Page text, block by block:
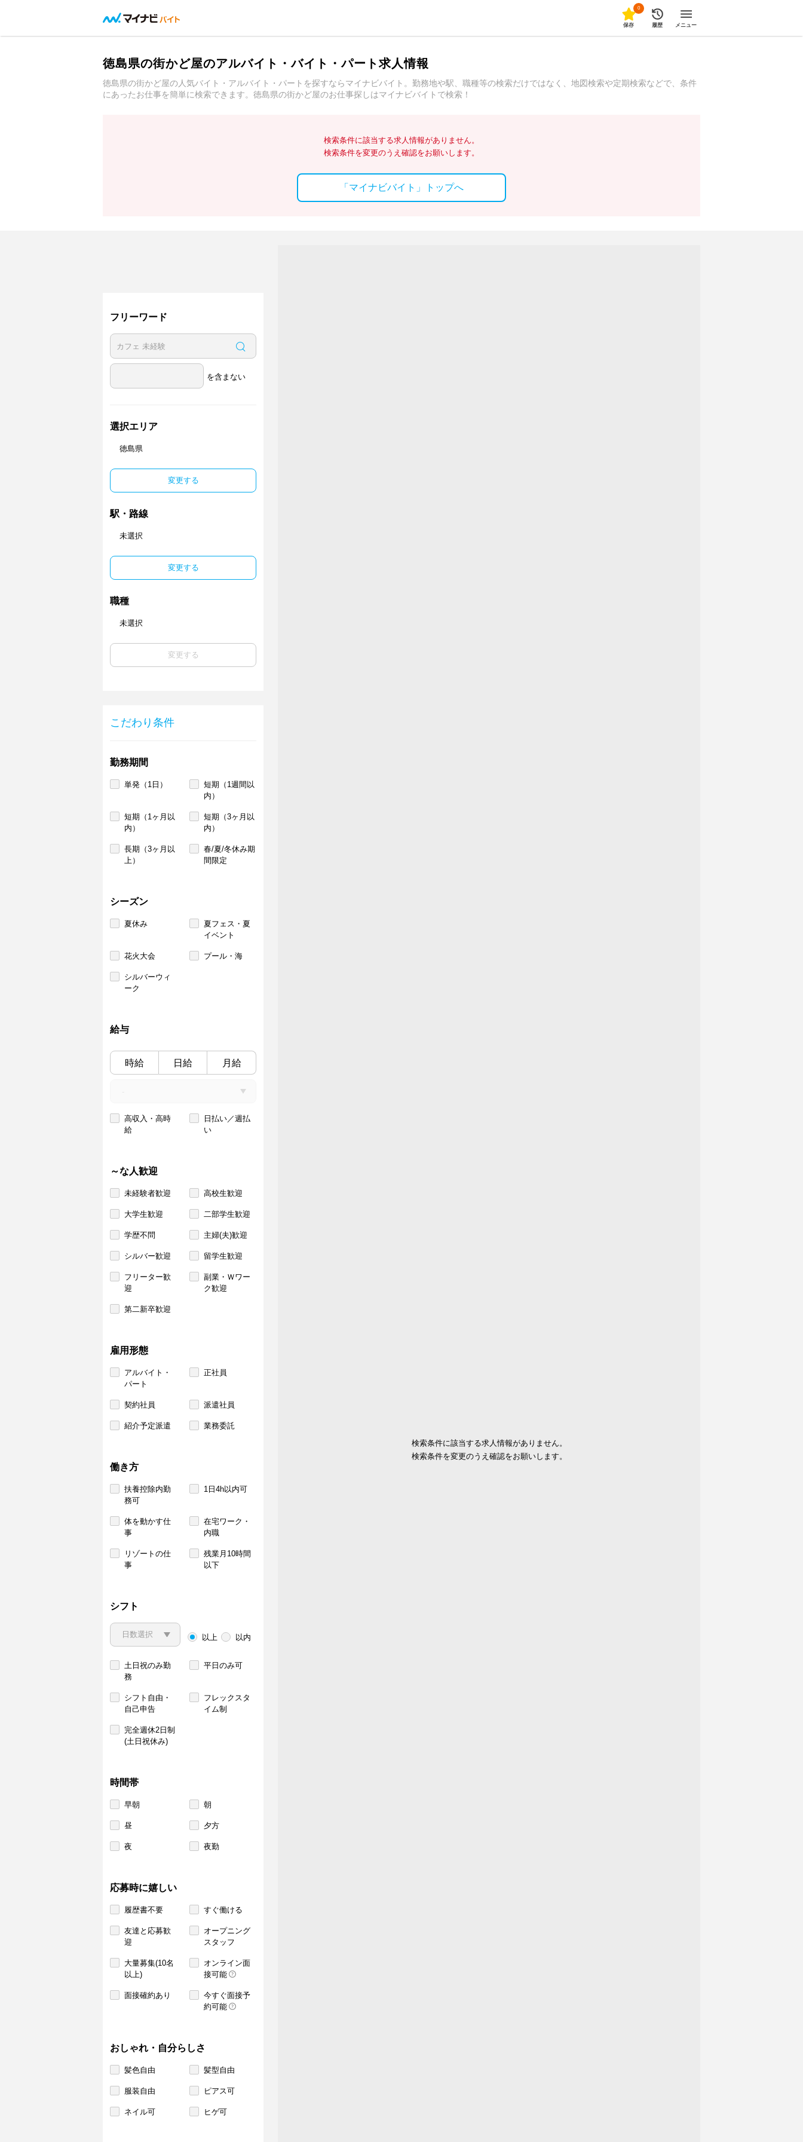
0
保存 履歴 メニュー
徳島県の街かど屋のアルバイト・バイト・パート求人情報
徳島県の街かど屋の人気バイト・アルバイト・パートを探すならマイナビバイト。勤務地や駅、職種等の検索だけではなく、地図検索や定期検索などで、条件
にあったお仕事を簡単に検索できます。徳島県の街かど屋のお仕事探しはマイナビバイトで検索！
検索条件に該当する求人情報がありません。
検索条件を変更のうえ確認をお願いします。
「マイナビバイト」トップへ
フリーワード
を含まない
選択エリア
徳島県
変更する
駅・路線
未選択
変更する
職種
未選択
変更する
こだわり条件
勤務期間
単発（1日）
短期（1週間以
内）
短期（1ヶ月以
内）
短期（3ヶ月以
内）
長期（3ヶ月以
上）
春/夏/冬休み期
間限定
シーズン
夏休み
夏フェス・夏
イベント
花火大会 プール・海
シルバーウィ
ーク
給与
時給 日給 月給
高収入・高時
給
日払い／週払
い
～な人歓迎
未経験者歓迎 高校生歓迎
大学生歓迎 二部学生歓迎
学歴不問 主婦(夫)歓迎
シルバー歓迎 留学生歓迎
フリーター歓
迎
副業・Ｗワー
ク歓迎
第二新卒歓迎
雇用形態
アルバイト・
パート
正社員
契約社員 派遣社員
紹介予定派遣 業務委託
働き方
扶養控除内勤
務可
1日4h以内可
体を動かす仕
事
在宅ワーク・
内職
リゾートの仕
事
残業月10時間
以下
シフト
以上 以内
土日祝のみ勤
務
平日のみ可
シフト自由・
自己申告
フレックスタ
イム制
完全週休2日制
(土日祝休み)
時間帯
早朝 朝
昼 夕方
夜 夜勤
応募時に嬉しい
履歴書不要 すぐ働ける
友達と応募歓
迎
オープニング
スタッフ
大量募集(10名
以上)
オンライン面
接可能
面接確約あり
今すぐ面接予
約可能
おしゃれ・自分らしさ
髪色自由 髪型自由
服装自由 ピアス可
ネイル可 ヒゲ可
検索条件に該当する求人情報がありません。
検索条件を変更のうえ確認をお願いします。